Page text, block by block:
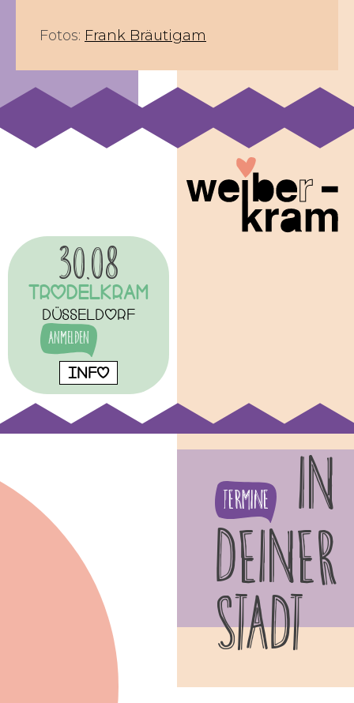
Fotos: Frank Bräutigam
30.08
Trodelkram
Düsseldorf
Anmelden
INFO
Termine
IN
DEINER
STADT